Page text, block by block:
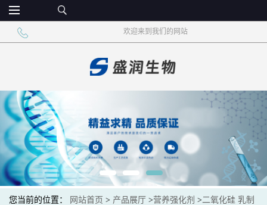
欢迎来到我们的网站
您当前的位置： 网站首页 > 产品展厅 >营养强化剂 > 二氧化硅 乳制